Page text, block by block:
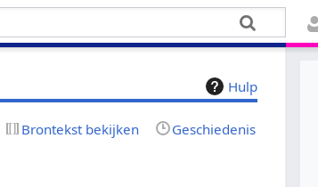
Hulp
Brontekst bekijken Geschiedenis